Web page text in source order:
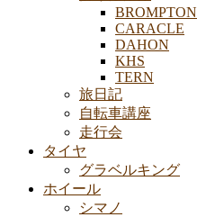
BROMPTON
CARACLE
DAHON
KHS
TERN
旅日記
自転車講座
走行会
タイヤ
グラベルキング
ホイール
シマノ